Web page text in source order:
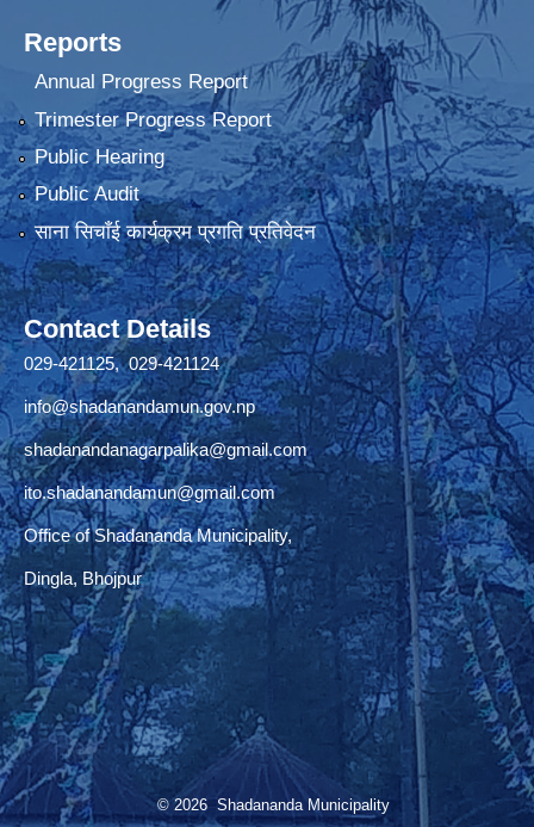
Reports
Annual Progress Report
Trimester Progress Report
Public Hearing
Public Audit
साना सिचाँई कार्यक्रम प्रगति प्रतिवेदन
Contact Details
029-421125, 029-421124
info@shadanandamun.gov.np
shadanandanagarpalika@gmail.com
ito.shadanandamun@gmail.com
Office of Shadananda Municipality,
Dingla, Bhojpur
© 2026 Shadananda Municipality